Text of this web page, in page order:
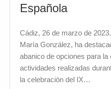
Española
Cádiz, 26 de marzo de
María González, ha
abanico de opciones para la
actividades realizadas
la celebración del IX…